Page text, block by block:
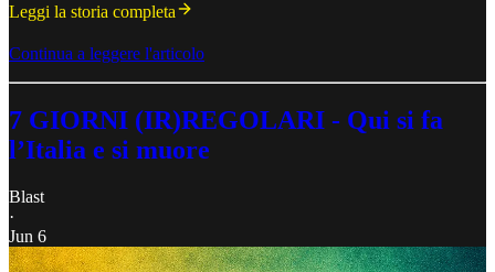
Leggi la storia completa
Continua a leggere l'articolo
7 GIORNI (IR)REGOLARI - Qui si fa
l’Italia e si muore
Blast
·
Jun 6